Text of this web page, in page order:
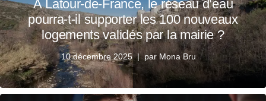
À Latour-de-France, le réseau d’eau
pourra-t-il supporter les 100 nouveaux
logements validés par la mairie ?
10 décembre 2025 parMona Bru